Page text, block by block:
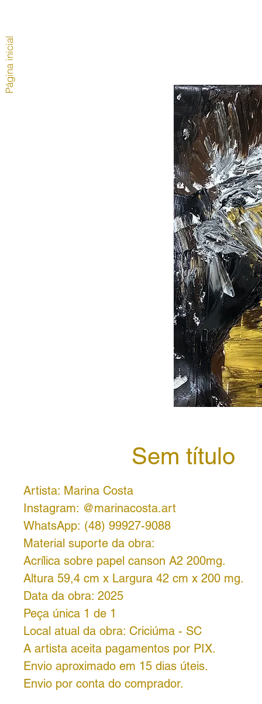
Sem título
Artista: Marina Costa
Instagram: @marinacosta.art
WhatsApp: (48) 99927-9088
Material suporte da obra:
Acrílica sobre papel canson A2 200mg.
Altura 59,4 cm x Largura 42 cm x 200 mg.
Data da obra: 2025
Peça única 1 de 1
Local atual da obra: Criciúma - SC
A artista aceita pagamentos por PIX.
Envio aproximado em 15 dias úteis.
Envio por conta do comprador.
Página inicial